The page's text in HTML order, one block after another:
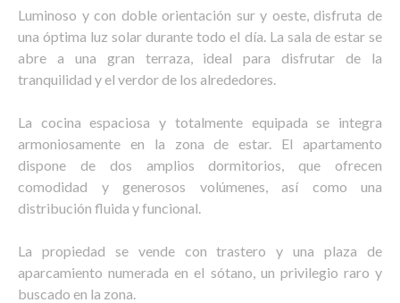
Luminoso y con doble orientación sur y oeste, disfruta de
una óptima luz solar durante todo el día. La sala de estar se
abre a una gran terraza, ideal para disfrutar de la
tranquilidad y el verdor de los alrededores.
La cocina espaciosa y totalmente equipada se integra
armoniosamente en la zona de estar. El apartamento
dispone de dos amplios dormitorios, que ofrecen
comodidad y generosos volúmenes, así como una
distribución fluida y funcional.
La propiedad se vende con trastero y una plaza de
aparcamiento numerada en el sótano, un privilegio raro y
buscado en la zona.